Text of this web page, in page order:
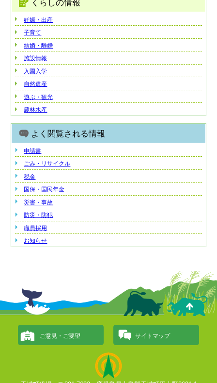
くらしの情報
妊娠・出産
子育て
結婚・離婚
施設情報
入園入学
自然遺産
遊ぶ・観光
農林水産
よく閲覧される情報
申請書
ごみ・リサイクル
税金
国保・国民年金
災害・事故
防災・防犯
職員採用
お知らせ
ご意見・ご要望 サイトマップ